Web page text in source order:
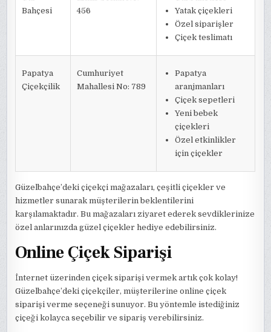
Bahçesi
456
Yatak çiçekleri
Özel siparişler
Çiçek teslimatı
Papatya
Çiçekçilik
Cumhuriyet
Mahallesi No: 789
Papatya
aranjmanları
Çiçek sepetleri
Yeni bebek
çiçekleri
Özel etkinlikler
için çiçekler
Güzelbahçe’deki çiçekçi mağazaları, çeşitli çiçekler ve
hizmetler sunarak müşterilerin beklentilerini
karşılamaktadır. Bu mağazaları ziyaret ederek sevdiklerinize
özel anlarınızda güzel çiçekler hediye edebilirsiniz.
Online Çiçek Siparişi
İnternet üzerinden çiçek siparişi vermek artık çok kolay!
Güzelbahçe’deki çiçekçiler, müşterilerine online çiçek
siparişi verme seçeneği sunuyor. Bu yöntemle istediğiniz
çiçeği kolayca seçebilir ve sipariş verebilirsiniz.